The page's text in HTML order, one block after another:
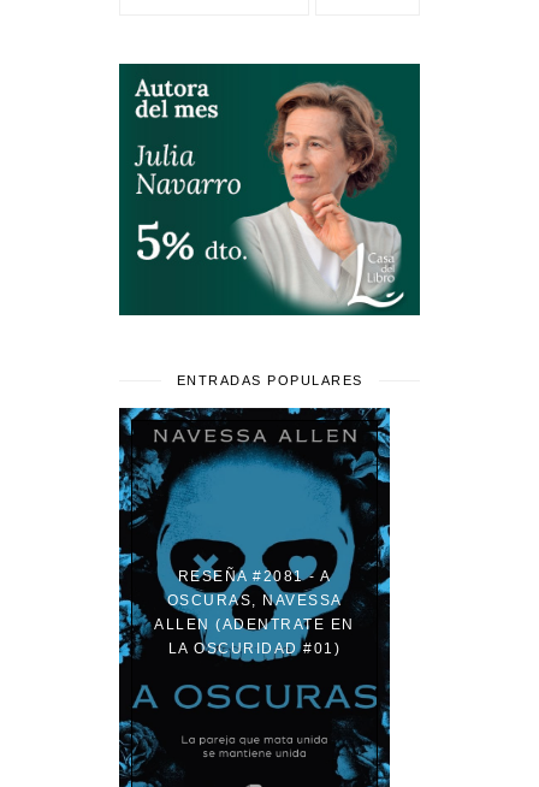
ENTRADAS POPULARES
RESEÑA #2081 - A
OSCURAS, NAVESSA
ALLEN (ADENTRATE EN
LA OSCURIDAD #01)